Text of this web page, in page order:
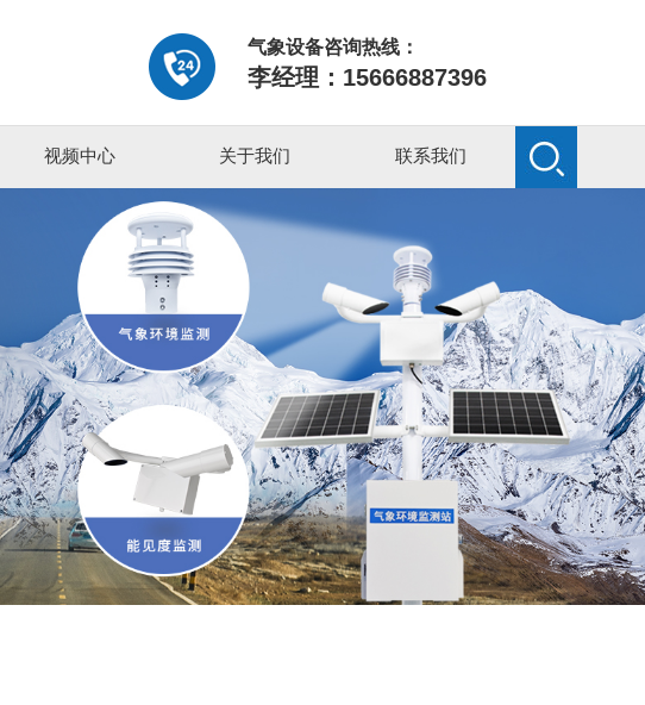
气象设备咨询热线：
李经理：15666887396
视频中心 关于我们 联系我们